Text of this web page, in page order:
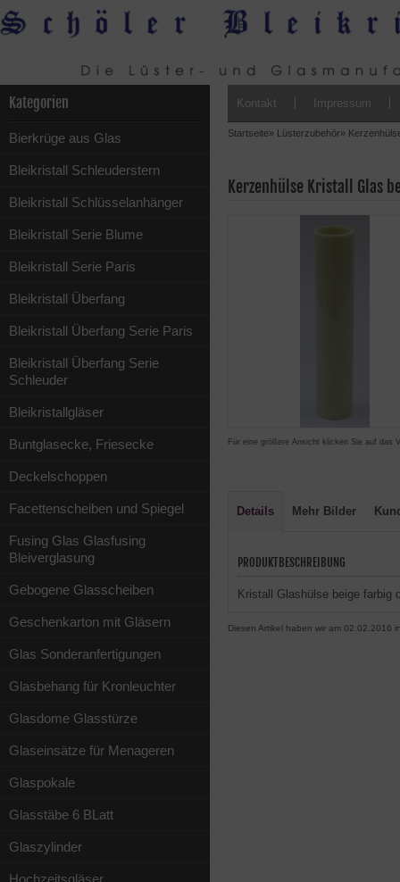
Kategorien
Bierkrüge aus Glas
Bleikristall Schleuderstern
Bleikristall Schlüsselanhänger
Bleikristall Serie Blume
Bleikristall Serie Paris
Bleikristall Überfang
Bleikristall Überfang Serie Paris
Bleikristall Überfang Serie
Schleuder
Bleikristallgläser
Buntglasecke, Friesecke
Deckelschoppen
Facettenscheiben und Spiegel
Fusing Glas Glasfusing
Bleiverglasung
Gebogene Glasscheiben
Geschenkarton mit Gläsern
Glas Sonderanfertigungen
Glasbehang für Kronleuchter
Glasdome Glasstürze
Glaseinsätze für Menageren
Glaspokale
Glasstäbe 6 BLatt
Glaszylinder
Hochzeitsgläser
Kontakt Impressum
Startseite» Lüsterzubehör»
Kerzenhülse Kristall Glas
Für eine größere Ansicht klicken Sie auf das
Details Mehr Bilder
PRODUKTBESCHREIBUNG
Kristall Glashülse beige farbig
Diesen Artikel haben wir am 02.02.2016